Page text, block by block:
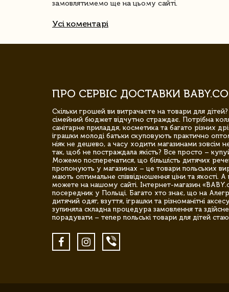
замовлятимемо ще на цьому сайті.
Усі коментарі
ПРО СЕРВІС ДОСТАВКИ
Скільки грошей ви витрачаєте на товари для
сімейний бюджет відчутно страждає. Потрібна
санітарне приладдя, косметика та багато різних
іграшки молоді батьки скуповують практично
ніяк не дешево, а часу ходити магазинами зовсім
так, щоб не постраждала якість? Все просто –
Можемо посперечатися, що більшість дитячих
пропонують у магазинах – це товари польських
мають оптимальне співвідношення ціни та якості.
можете на нашому сайті. Інтернет-магазин
посередник у Польщі. Багато хто знає, що на
дитячий одяг, взуття, іграшки та різноманітні
зупиняла складна процедура замовлення та
порадувати – тепер польські товари для дітей